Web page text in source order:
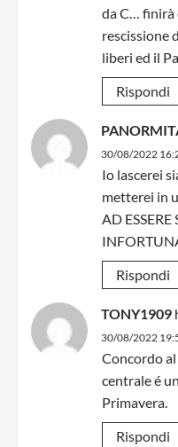
da C… finirà
rescissione
liberi ed il
Rispondi
30/08/2022
Io lascerei
metterei in
AD ESSERE
Rispondi
TONY1909
30/08/2022
Concordo
centrale é
Primavera.
Rispondi